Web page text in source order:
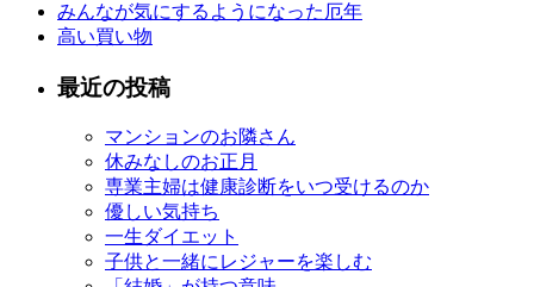
みんなが気にするようになった厄年
高い買い物
最近の投稿
マンションのお隣さん
休みなしのお正月
専業主婦は健康診断をいつ受けるのか
優しい気持ち
一生ダイエット
子供と一緒にレジャーを楽しむ